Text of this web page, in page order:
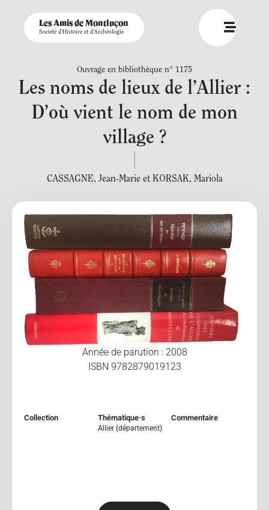
Les Amis de Montluçon
Société d'Histoire et d'Archéologie
Ouvrage en bibliothèque n° 1175
Les noms de lieux de l’Allier :
D’où vient le nom de mon
village ?
CASSAGNE, Jean-Marie et KORSAK, Mariola
Année de parution : 2008
ISBN 9782879019123
Collection Thématique·s
Allier (département)
Commentaire